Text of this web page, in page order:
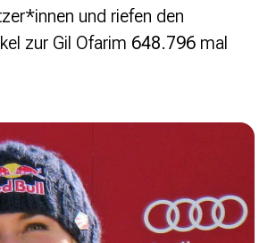
und riefen den
zur Gil Ofarim 648.796 mal